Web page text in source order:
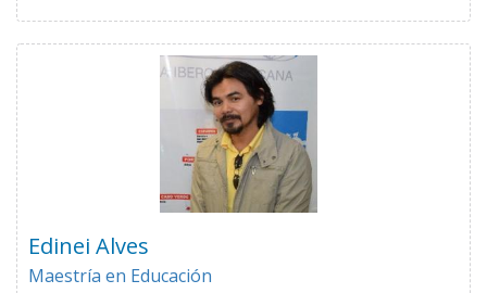
Edinei Alves
Maestría en Educación